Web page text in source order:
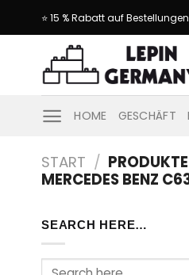
⭐ 15 % Rabatt auf
HOME GESCHÄFT
START /
MERCEDES BENZ
SEARCH HERE…
Suche